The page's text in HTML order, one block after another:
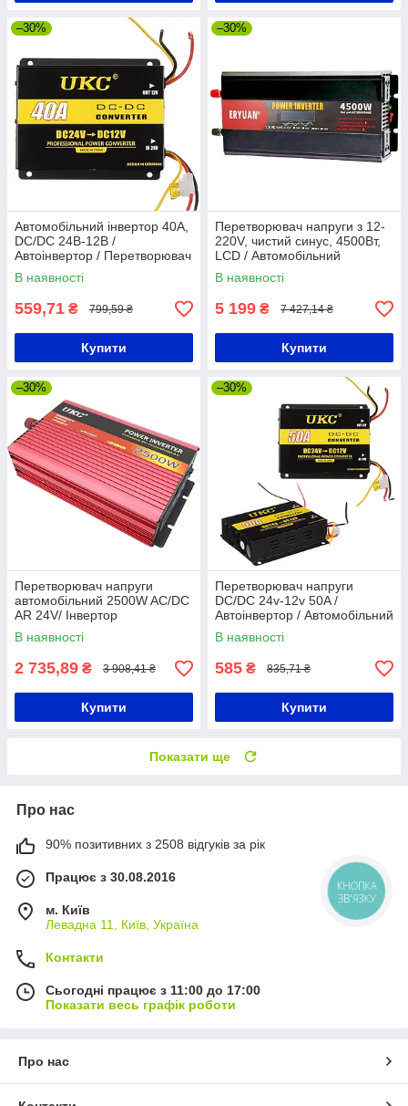
–30%
Автомобільний інвертор 40A,
DC/DC 24В-12В /
Автоінвертор / Перетворювач
напруги для авто
В наявності
559,71 ₴ 799,59 ₴
Купити
–30%
Перетворювач напруги з 12-
220V, чистий синус, 4500Вт,
LCD / Автомобільний
інвертор з чистою
синусоїдою
В наявності
5 199 ₴ 7 427,14 ₴
Купити
–30%
Перетворювач напруги
автомобільний 2500W AC/DC
AR 24V/ Інвертор
В наявності
2 735,89 ₴ 3 908,41 ₴
Купити
–30%
Перетворювач напруги
DC/DC 24v-12v 50A /
Автоінвертор / Автомобільний
інвертор
В наявності
585 ₴ 835,71 ₴
Купити
Показати ще
Про нас
90% позитивних з 2508 відгуків за рік
Працює з 30.08.2016
м. Київ
Левадна 11, Київ, Україна
Контакти
Сьогодні працює з 11:00 до 17:00
Показати весь графік роботи
Про нас
КНОПКА
ЗВ'ЯЗКУ